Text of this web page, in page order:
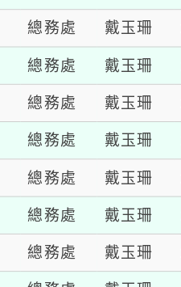
總務處 戴玉珊
總務處 戴玉珊
總務處 戴玉珊
總務處 戴玉珊
總務處 戴玉珊
總務處 戴玉珊
總務處 戴玉珊